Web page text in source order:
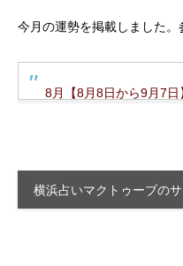
今月の運勢を掲載しました。
8月【8月8日から9月7日
横浜占いマクトゥーブのサ